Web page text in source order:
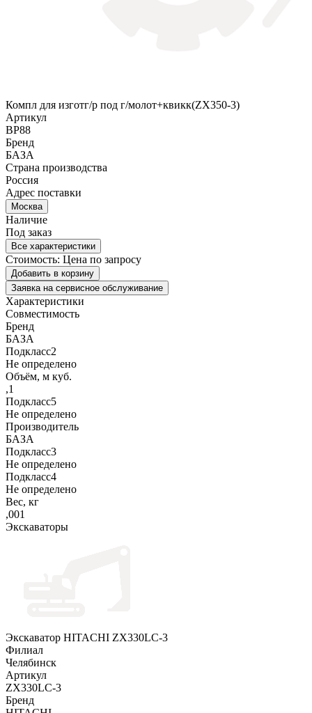
Компл для изготг/р под г/молот+квикк(ZX350-3)
Артикул
BP88
Бренд
БАЗА
Страна производства
Россия
Адрес поставки
Москва
Наличие
Под заказ
Все характеристики
Стоимость: Цена по запросу
Добавить в корзину
Заявка на сервисное обслуживание
Характеристики
Совместимость
Бренд
БАЗА
Подкласс2
Не определено
Объём, м куб.
,1
Подкласс5
Не определено
Производитель
БАЗА
Подкласс3
Не определено
Подкласс4
Не определено
Вес, кг
,001
Экскаваторы
Экскаватор HITACHI ZX330LC-3
Филиал
Челябинск
Артикул
ZX330LC-3
Бренд